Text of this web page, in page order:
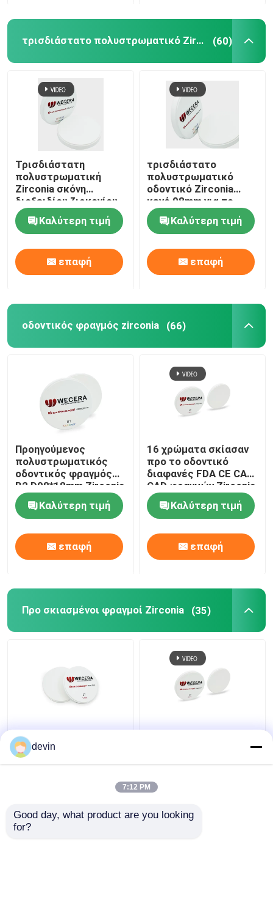
τρισδιάστατο πολυστρωματικό Zirconia (60)
Τρισδιάστατη
πολυστρωματική
Zirconia σκόνη
διοξειδίου ζιρκονίου
φραγμών 1050 MPA
1200HVΚαλύτερη τιμή
επαφή
τρισδιάστατο
πολυστρωματικό
οδοντικό Zirconia
κενό 98mm για το
οδοντικό κέντρο
άλεσης εργαστηρίων
Καλύτερη τιμή
επαφή
οδοντικός φραγμός zirconia (66)
Προηγούμενος
πολυστρωματικός
οδοντικός φραγμός
B2 D98*18mm Zirconia
για την αισθητική
αποκατάσταση
Καλύτερη τιμή
επαφή
16 χρώματα σκίασαν
προ το οδοντικό
διαφανές FDA CE CAM
CAD φραγμών Zirconia
εγκεκριμένο
Καλύτερη τιμή
επαφή
Προ σκιασμένοι φραγμοί Zirconia (35)
Τα A3.5 D98*18mm ST
σκίασαν προ το CAM
οδοντικό 1100Mpa
Το προ σκιασμένο
13485 εγκεκριμένα
devin
7:12 PM
Good day, what product are you looking
for?